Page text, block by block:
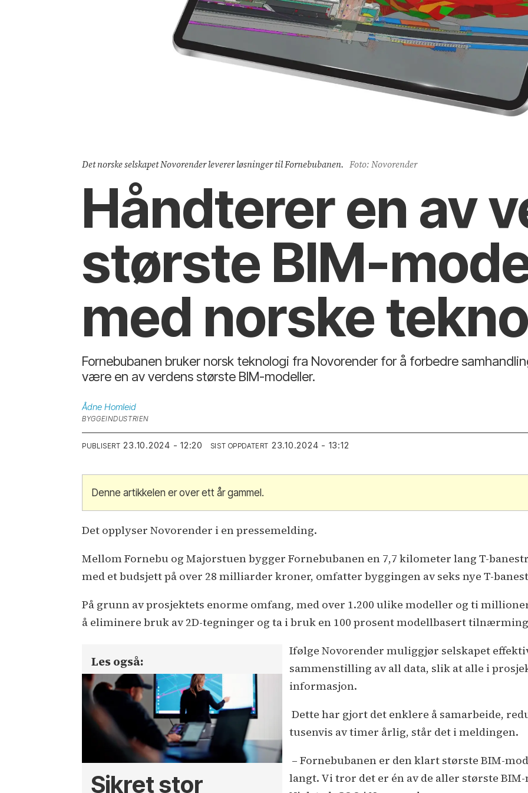
Det norske selskapet Novorender leverer løsninger til Fornebubanen. Foto: Novorender
Håndterer en av
største BIM-
med norske
Fornebubanen bruker norsk teknologi fra Novorender for å forbedre
være en av verdens største BIM-modeller.
Ådne Homleid
BYGGEINDUSTRIEN
PUBLISERT 23.10.2024 - 12:20 SIST OPPDATERT 23.10.2024 - 13:12
Denne artikkelen er over ett år gammel.
Det opplyser Novorender i en pressemelding.
Mellom Fornebu og Majorstuen bygger Fornebubanen en 7,7 kilometer lang T-
med et budsjett på over 28 milliarder kroner, omfatter byggingen av seks nye T-
På grunn av prosjektets enorme omfang, med over 1.200 ulike modeller og ti
å eliminere bruk av 2D-tegninger og ta i bruk en 100 prosent modellbasert
Les også:
Sikret stor
Ifølge Novorender muliggjør selskapet
sammenstilling av all data, slik at alle i
informasjon.
Dette har gjort det enklere å samarbeide,
tusenvis av timer årlig, står det i meldingen.
– Fornebubanen er den klart største BIM-
langt. Vi tror det er én av de aller største